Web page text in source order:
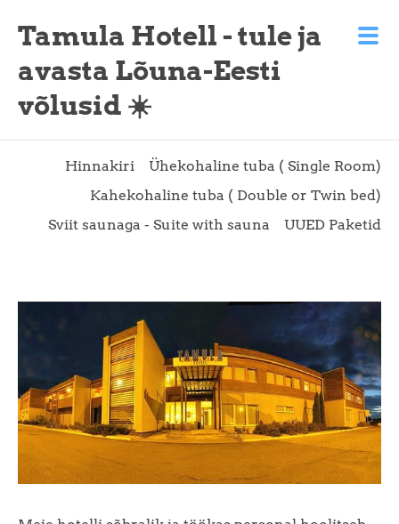
Tamula Hotell - tule ja
avasta Lõuna-Eesti
võlusid ☀️
Hinnakiri
Ühekohaline tuba ( Single Room)
Kahekohaline tuba ( Double or Twin bed)
Sviit saunaga - Suite with sauna
UUED Paketid